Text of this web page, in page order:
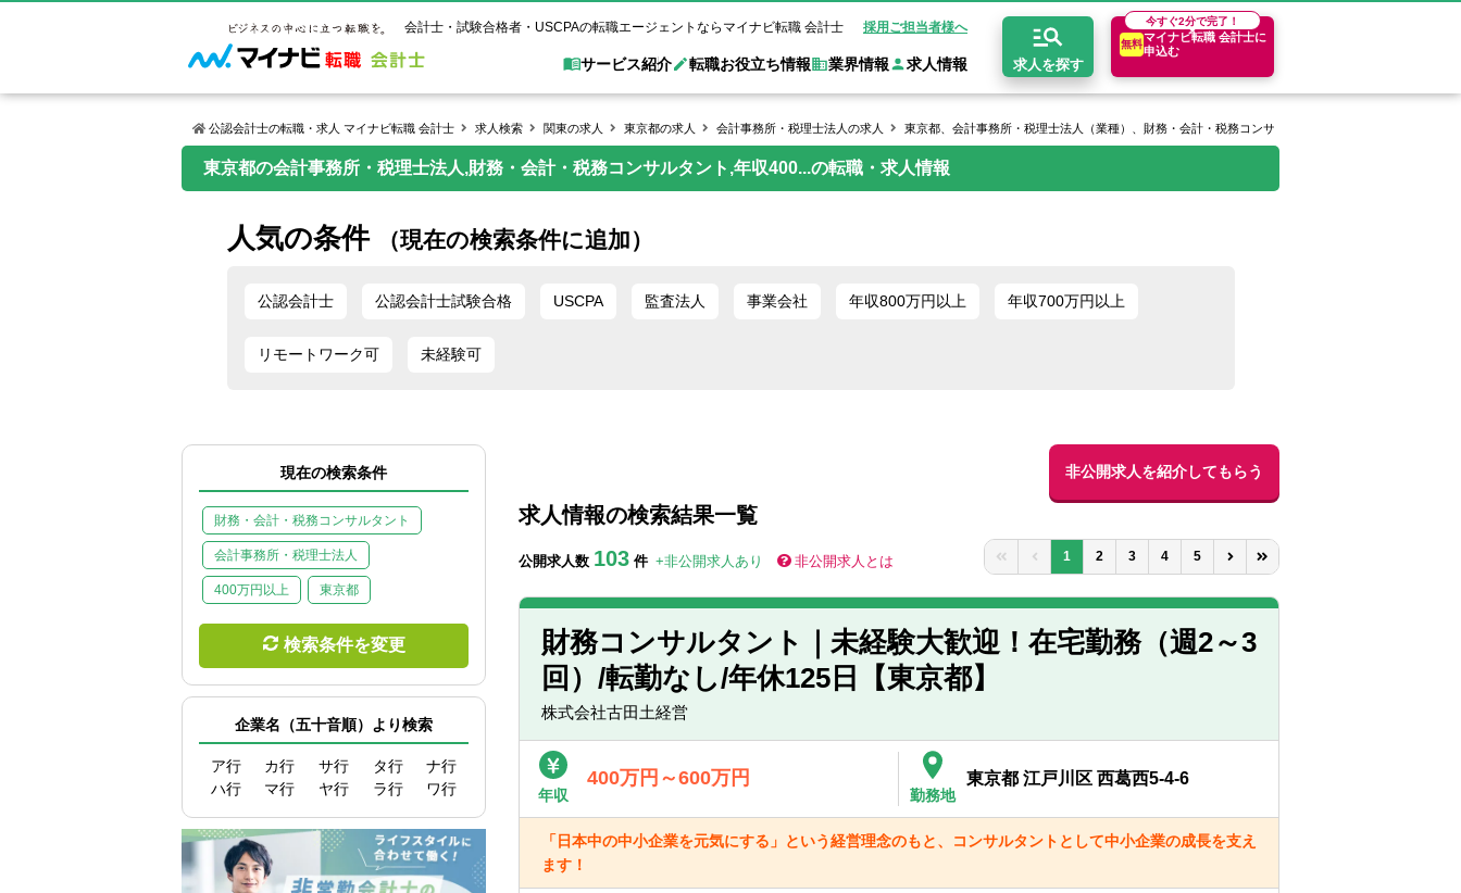
会計士・試験合格者・USCPAの転職エージェントならマイナビ転職 会計士 採用ご担当者様へ
求人を探す
今すぐ2分で完了！
無料
マイナビ転職 会計士に
申込む
サービス紹介
マイナビ転職 会計士とは？
ご利用の流れ
Web面談サービス
転職成功事例
転職お役立ち情報
年齢別転職ポイント
2回目以降の転職の方へ
女性会計士の転職
未経験分野への転職 WEB面接完全ガイド
業界情報
受験資格・申し込み手順
試験合格後の流れ 監査法人 事業会社
求人情報
公認会計士
USCPA（米国公認会計士）
会計事務所・税理士法人 事業会社
東海
公認会計士の転職・求人 マイナビ転職 会計士 求人検索 関東の求人 東京都の求人 会計事務所・税理士法人の求人 東京都、会計事務所・税理士法人（業種）、財務・会計・税務コンサルタント（職種）、年収400万円
東京都の会計事務所・税理士法人,財務・会計・税務コンサルタント,年収400...の転職・求人情報
人気の条件 （現在の検索条件に追加）
公認会計士 公認会計士試験合格 USCPA 監査法人 事業会社 年収800万円以上 年収700万円以上
リモートワーク可 未経験可
現在の検索条件
財務・会計・税務コンサルタント
会計事務所・税理士法人
400万円以上 東京都
検索条件を変更
企業名（五十音順）より検索
ア行 カ行 サ行 タ行
ナ行
ハ行
マ行 ヤ行 ラ行 ワ行
求人情報の検索結果一覧
公開求人数 103 件 +非公開求人あり 非公開求人とは
非公開求人を紹介してもらう
1 2 3 4 5
財務コンサルタント｜未経験大歓迎！在宅勤務（週2～3
回）/転勤なし/年休125日【東京都】
株式会社古田土経営
年収
400万円～600万円
勤務地
東京都 江戸川区 西葛西5-4-6
「日本中の中小企業を元気にする」という経営理念のもと、コンサルタントとして中小企業の成長を支え
ます！